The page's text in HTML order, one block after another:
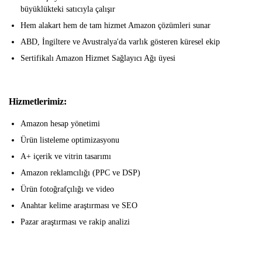
büyüklükteki satıcıyla çalışır
Hem alakart hem de tam hizmet Amazon çözümleri sunar
ABD, İngiltere ve Avustralya'da varlık gösteren küresel ekip
Sertifikalı Amazon Hizmet Sağlayıcı Ağı üyesi
Hizmetlerimiz:
Amazon hesap yönetimi
Ürün listeleme optimizasyonu
A+ içerik ve vitrin tasarımı
Amazon reklamcılığı (PPC ve DSP)
Ürün fotoğrafçılığı ve video
Anahtar kelime araştırması ve SEO
Pazar araştırması ve rakip analizi